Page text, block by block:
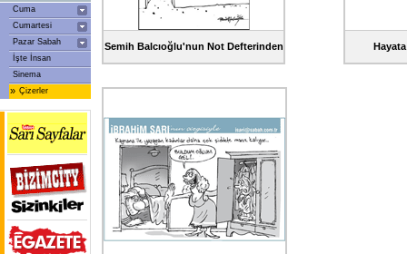
Cuma
Cumartesi
Pazar Sabah
İşte İnsan
Sinema
» Çizerler
Semih Balcıoğlu'nun Not Defterinden